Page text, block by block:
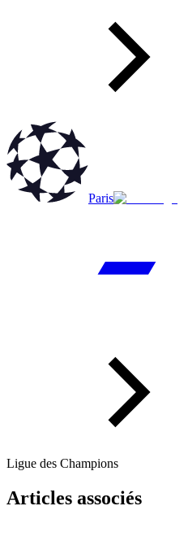
Paris
Ligue des Champions
Articles associés